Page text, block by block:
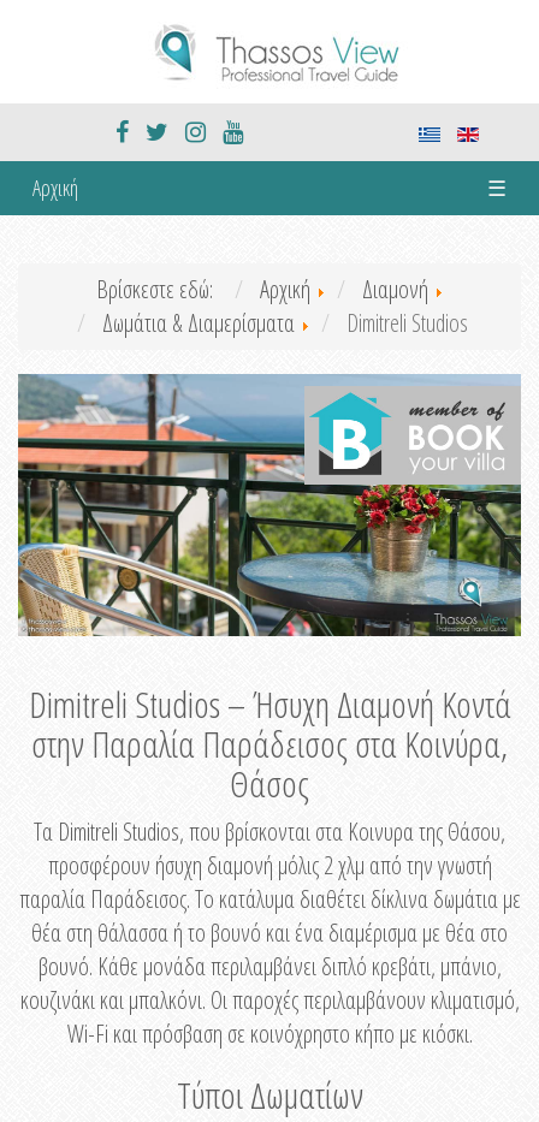
Αρχική ☰
Βρίσκεστε εδώ: Αρχική
Διαμονή
Δωμάτια & Διαμερίσματα
Dimitreli Studios
Dimitreli Studios – Ήσυχη Διαμονή Κοντά
στην Παραλία Παράδεισος στα Κοινύρα,
Θάσος
Τα Dimitreli Studios, που βρίσκονται στα Κοινυρα της Θάσου,
προσφέρουν ήσυχη διαμονή μόλις 2 χλμ από την γνωστή
παραλία Παράδεισος. Το κατάλυμα διαθέτει δίκλινα δωμάτια με
θέα στη θάλασσα ή το βουνό και ένα διαμέρισμα με θέα στο
βουνό. Κάθε μονάδα περιλαμβάνει διπλό κρεβάτι, μπάνιο,
κουζινάκι και μπαλκόνι. Οι παροχές περιλαμβάνουν κλιματισμό,
Wi-Fi και πρόσβαση σε κοινόχρηστο κήπο με κιόσκι.
Τύποι Δωματίων